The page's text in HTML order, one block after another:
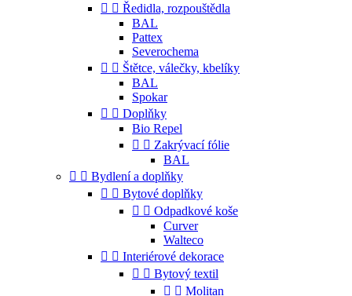
  Ředidla, rozpouštědla
BAL
Pattex
Severochema
  Štětce, válečky, kbelíky
BAL
Spokar
  Doplňky
Bio Repel
  Zakrývací fólie
BAL
  Bydlení a doplňky
  Bytové doplňky
  Odpadkové koše
Curver
Walteco
  Interiérové dekorace
  Bytový textil
  Molitan